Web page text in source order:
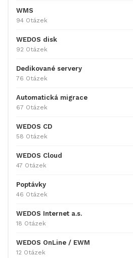
WMS
94 Otázek
WEDOS disk
92 Otázek
Dedikované servery
76 Otázek
Automatická migrace
67 Otázek
WEDOS CD
58 Otázek
WEDOS Cloud
47 Otázek
Poptávky
46 Otázek
WEDOS Internet a.s.
18 Otázek
WEDOS OnLine / EWM
12 Otázek